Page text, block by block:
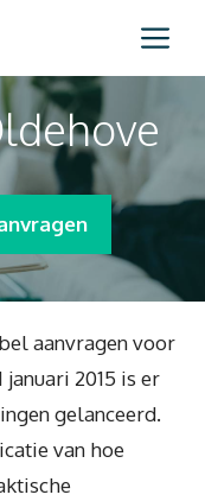
aanvragen voor
januari 2015 is er
gelanceerd.
van hoe